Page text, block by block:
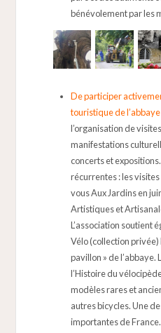
bénévolement par les
De participer
touristique de
l’organisation de
manifestations
concerts et
récurrentes : les
vous Aux Jardins en
Artistiques et
L’association soutient
Vélo (collection
pavillon » de l’abbaye.
l’Histoire du
modèles rares et
autres bicycles. Une
importantes de France.